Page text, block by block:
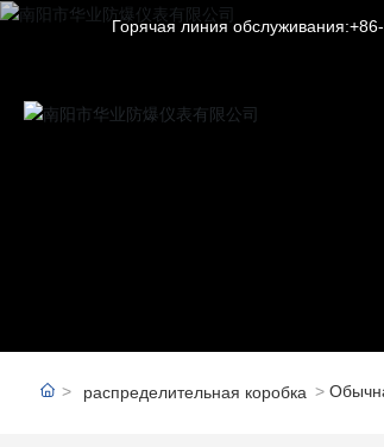
Горячая линия обслуживания:+86-
распределительная коробка